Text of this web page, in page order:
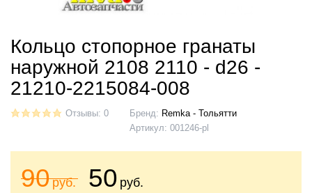
Кольцо стопорное гранаты
наружной 2108 2110 - d26 -
21210-2215084-008
Отзывы: 0 Бренд: Remka - Тольятти
Артикул: 001246-pl
90руб. 50 руб.